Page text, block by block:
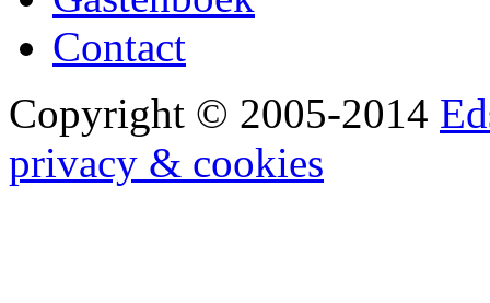
Contact
Copyright © 2005-2014
privacy & cookies